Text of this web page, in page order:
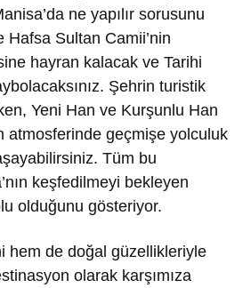
ne yapılır sorusunu
Hafsa Sultan Camii’nin
hayran kalacak ve Tarihi
Şehrin turistik
Yeni Han ve Kurşunlu Han
atmosferinde geçmişe yolculuk
Tüm bu
keşfedilmeyi bekleyen
olduğunu gösteriyor.
hem de doğal güzellikleriyle
olarak karşımıza